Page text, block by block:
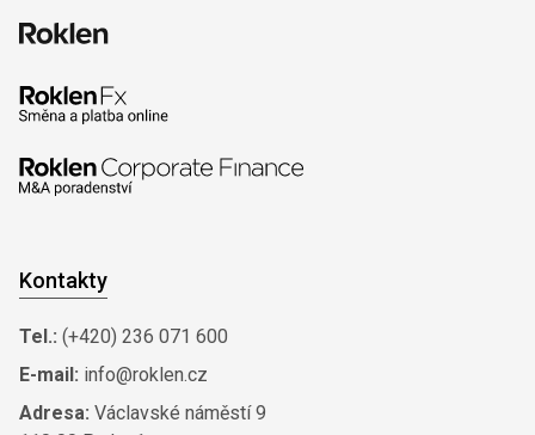
Kontakty
Tel.: (+420) 236 071 600
E-mail: info@roklen.cz
Adresa: Václavské náměstí 9